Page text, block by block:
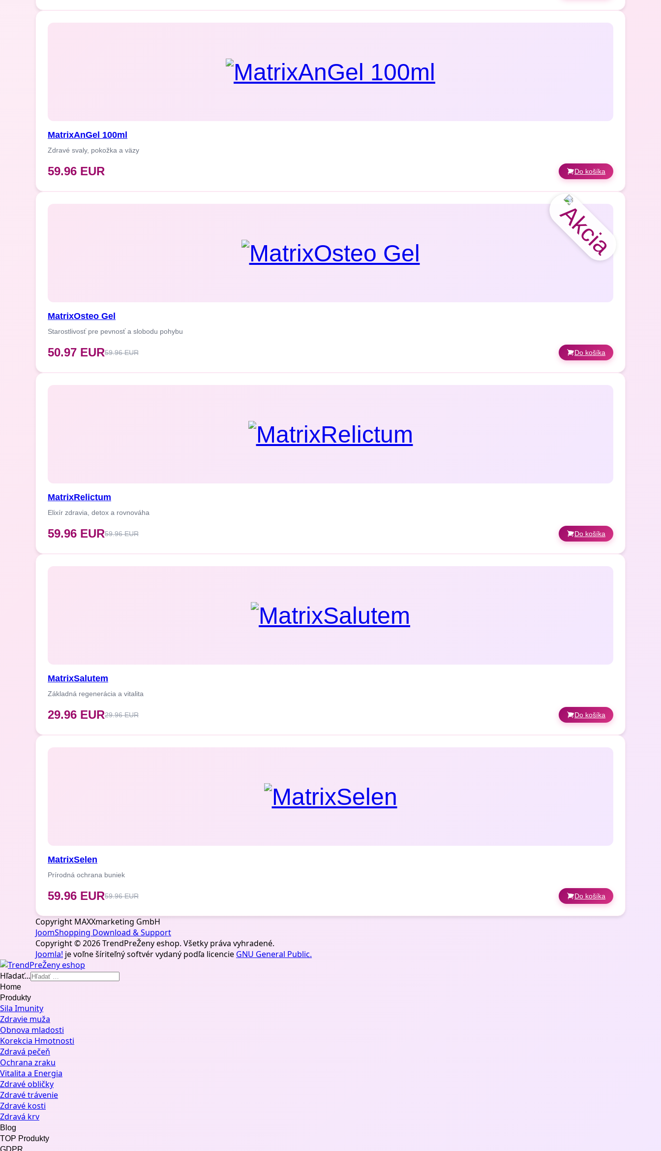
MatrixAngel-podporuje regeneráciu spojivového tkaniva, pokožky, svalov, väzov a orgánov.
Po úrazoch alebo operáciách pohybového aparátu
Pre športovcov a osoby so zvýšenou fyzickou záťažou
Pre ženy v menopauze a seniorov na udržanie pevnosti kostí
Dávkovanie a použitie:
Program obsahuje ť bioinformačných preparátov. Užívanie formou perorálneho rozprašovania podľa odporúčania. Dĺžka
podpora prirodzených regeneračných procesov
Vynechajte mliečne výrobky, údeniny, polotovary a potraviny s obsahom lepku.
MatrixAnGel 100ml
Zdravé svaly, pokožka a väzy
59.96 EUR Do košíka
MatrixOsteo Gel
Starostlivosť pre pevnosť a slobodu pohybu
50.97 EUR59.96 EUR Do košíka
MatrixRelictum
Elixír zdravia, detox a rovnováha
59.96 EUR59.96 EUR Do košíka
MatrixSalutem
Základná regenerácia a vitalita
29.96 EUR29.96 EUR Do košíka
MatrixSelen
Prírodná ochrana buniek
59.96 EUR59.96 EUR Do košíka
Copyright MAXXmarketing GmbH
JoomShopping Download & Support
Copyright © 2026 TrendPreŽeny eshop. Všetky práva vyhradené.
Joomla! je voľne šíriteľný softvér vydaný podľa licencie GNU General Public.
Hľadať...
Home
Produkty
Sila Imunity
Zdravie muža
Obnova mladosti
Korekcia Hmotnosti
Zdravá pečeň
Ochrana zraku
Vitalita a Energia
Zdravé obličky
Zdravé trávenie
Zdravé kosti
Zdravá krv
Blog
TOP Produkty
GDPR